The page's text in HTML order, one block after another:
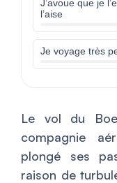
J’avoue que je
l’aise
Je voyage très
Le vol du
compagnie
plongé ses
raison de